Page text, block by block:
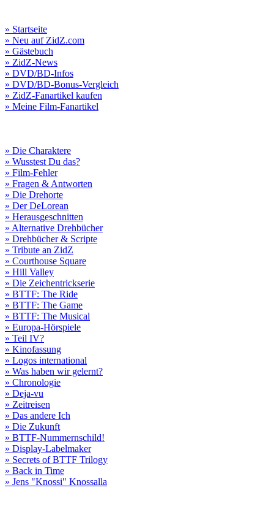
» Startseite
» Neu auf ZidZ.com
» Gästebuch
» ZidZ-News
» DVD/BD-Infos
» DVD/BD-Bonus-Vergleich
» ZidZ-Fanartikel kaufen
» Meine Film-Fanartikel
» Die Charaktere
» Wusstest Du das?
» Film-Fehler
» Fragen & Antworten
» Die Drehorte
» Der DeLorean
» Herausgeschnitten
» Alternative Drehbücher
» Drehbücher & Scripte
» Tribute an ZidZ
» Courthouse Square
» Hill Valley
» Die Zeichentrickserie
» BTTF: The Ride
» BTTF: The Game
» BTTF: The Musical
» Europa-Hörspiele
» Teil IV?
» Kinofassung
» Logos international
» Was haben wir gelernt?
» Chronologie
» Deja-vu
» Zeitreisen
» Das andere Ich
» Die Zukunft
» BTTF-Nummernschild!
» Display-Labelmaker
» Secrets of BTTF Trilogy
» Back in Time
» Jens "Knossi" Knossalla